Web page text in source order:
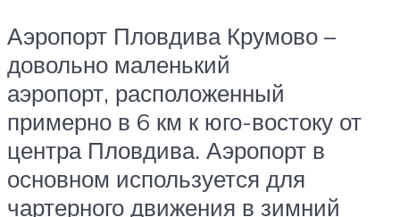
Аэропорт Пловдива Крумово –
довольно маленький
аэропорт, расположенный
примерно в 6 км к юго-востоку от
центра Пловдива. Аэропорт в
основном используется для
чартерного движения в зимний